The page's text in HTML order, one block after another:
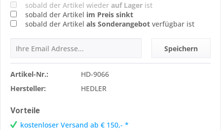
sobald der Artikel wieder auf Lager ist
sobald der Artikel im Preis sinkt
sobald der Artikel als Sonderangebot verfügbar ist
Speichern
Artikel-Nr.:
HD-9066
Hersteller:
HEDLER
Vorteile
kostenloser Versand ab € 150,- *